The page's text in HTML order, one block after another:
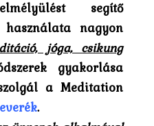
segítő
nagyon
jóga, csikung
gyakorlása
a Meditation
.